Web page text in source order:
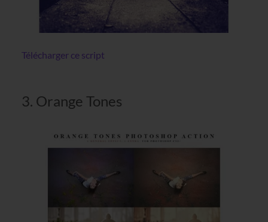
Télécharger ce script
3. Orange Tones